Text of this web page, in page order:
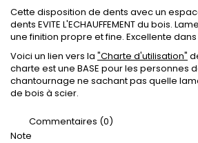
Cette disposition de dents avec un
dents EVITE L'ECHAUFFEMENT du bois.
une finition propre et fine. Excellente
Voici un lien vers la "Charte d'utilisation"
charte est une BASE pour les personnes
chantournage ne sachant pas quelle
de bois à scier.
Commentaires (0)
Note